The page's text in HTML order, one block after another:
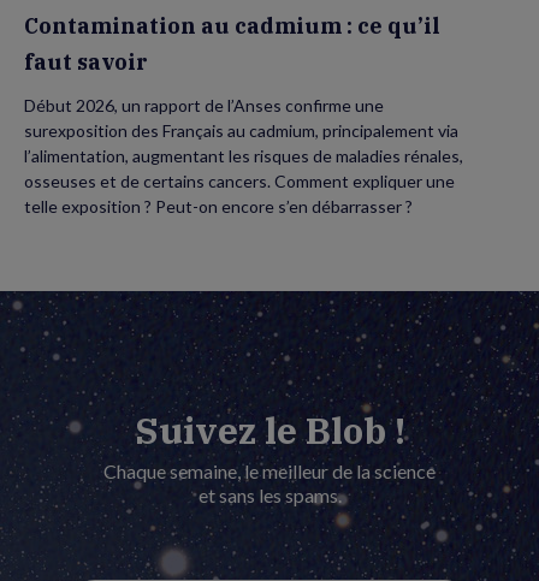
Contamination au cadmium : ce qu’il
faut savoir
Début 2026, un rapport de l’Anses confirme une
surexposition des Français au cadmium, principalement via
l’alimentation, augmentant les risques de maladies rénales,
osseuses et de certains cancers. Comment expliquer une
telle exposition ? Peut-on encore s’en débarrasser ?
Suivez le Blob !
Chaque semaine, le meilleur de la science
et sans les spams.